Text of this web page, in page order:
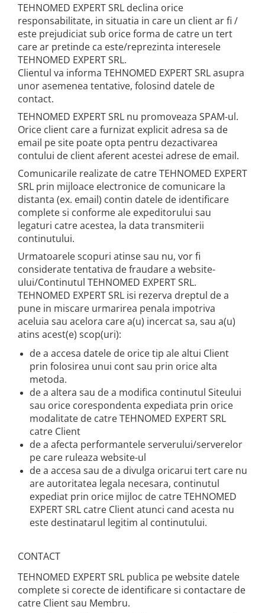
TEHNOMED EXPERT SRL declina orice
responsabilitate, in situatia in care un client ar fi /
este prejudiciat sub orice forma de catre un tert
care ar pretinde ca este/reprezinta interesele
TEHNOMED EXPERT SRL.
Clientul va informa TEHNOMED EXPERT SRL asupra
unor asemenea tentative, folosind datele de
contact.
TEHNOMED EXPERT SRL nu promoveaza SPAM-ul.
Orice client care a furnizat explicit adresa sa de
email pe site poate opta pentru dezactivarea
contului de client aferent acestei adrese de email.
Comunicarile realizate de catre TEHNOMED EXPERT
SRL prin mijloace electronice de comunicare la
distanta (ex. email) contin datele de identificare
complete si conforme ale expeditorului sau
legaturi catre acestea, la data transmiterii
continutului.
Urmatoarele scopuri atinse sau nu, vor fi
considerate tentativa de fraudare a website-
ului/Continutul TEHNOMED EXPERT SRL.
TEHNOMED EXPERT SRL isi rezerva dreptul de a
pune in miscare urmarirea penala impotriva
aceluia sau acelora care a(u) incercat sa, sau a(u)
atins acest(e) scop(uri):
de a accesa datele de orice tip ale altui Client
prin folosirea unui cont sau prin orice alta
metoda.
de a altera sau de a modifica continutul Siteului
sau orice corespondenta expediata prin orice
modalitate de catre TEHNOMED EXPERT SRL
catre Client
de a afecta performantele serverului/serverelor
pe care ruleaza website-ul
de a accesa sau de a divulga oricarui tert care nu
are autoritatea legala necesara, continutul
expediat prin orice mijloc de catre TEHNOMED
EXPERT SRL catre Client atunci cand acesta nu
este destinatarul legitim al continutului.
CONTACT
TEHNOMED EXPERT SRL publica pe website datele
complete si corecte de identificare si contactare de
catre Client sau Membru.